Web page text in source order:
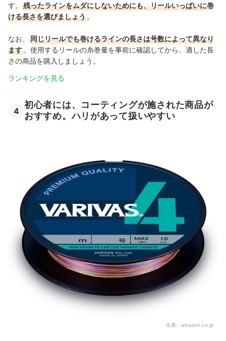
す。
残ったラインをムダにしないためにも、リールいっぱいに巻
ける長さを選びましょう 。
なお、
同じリールでも巻けるラインの長さは号数によって異なり
ます 。使用するリールの糸巻量を事前に確認してから、適した長
さの商品を購入しましょう。
ランキングを見る
4
初心者には、コーティングが施された商品が
おすすめ。ハリがあって扱いやすい
出典： amazon.co.jp